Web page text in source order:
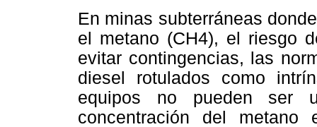
En minas subterráneas
el metano (CH4), el riesgo
evitar contingencias, las
diesel rotulados como
equipos no pueden ser
concentración del